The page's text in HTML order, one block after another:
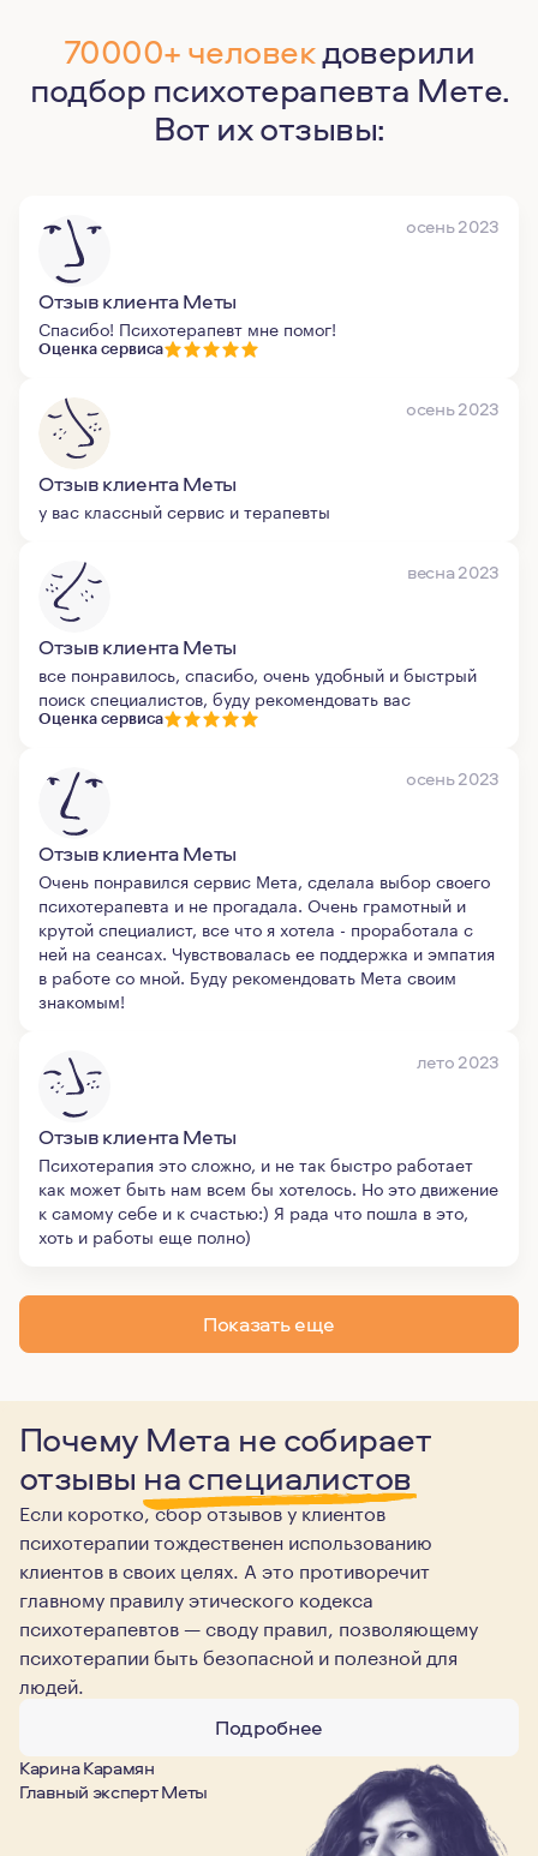
70000+ человекдоверили
подбор психотерапевта Мете.
Вот их отзывы:
осень 2023
Отзыв клиента Меты
Спасибо! Психотерапевт мне помог!
Оценка сервиса
осень 2023
Отзыв клиента Меты
у вас классный сервис и терапевты
весна 2023
Отзыв клиента Меты
все понравилось, спасибо, очень удобный и быстрый
поиск специалистов, буду рекомендовать вас
Оценка сервиса
осень 2023
Отзыв клиента Меты
Очень понравился сервис Мета, сделала выбор своего
психотерапевта и не прогадала. Очень грамотный и
крутой специалист, все что я хотела - проработала с
ней на сеансах. Чувствовалась ее поддержка и эмпатия
в работе со мной. Буду рекомендовать Мета своим
знакомым!
лето 2023
Отзыв клиента Меты
Психотерапия это сложно, и не так быстро работает
как может быть нам всем бы хотелось. Но это движение
к самому себе и к счастью:) Я рада что пошла в это,
хоть и работы еще полно)
Показать еще
Почему Мета не собирает
отзывы на специалистов
Если коротко, сбор отзывов у клиентов
психотерапии тождественен использованию
клиентов в своих целях. А это противоречит
главному правилу этического кодекса
психотерапевтов — своду правил, позволяющему
психотерапии быть безопасной и полезной для
людей.
Подробнее
Карина Карамян
Главный эксперт Меты